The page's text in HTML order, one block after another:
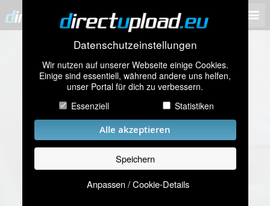
Datenschutzeinstellungen
Wir nutzen auf unserer Webseite einige Cookies.
Einige sind essentiell, während andere uns helfen,
unser Portal für dich zu verbessern.
Essenziell
Statistiken
Alle akzeptieren
Speichern
Anpassen / Cookie-Details